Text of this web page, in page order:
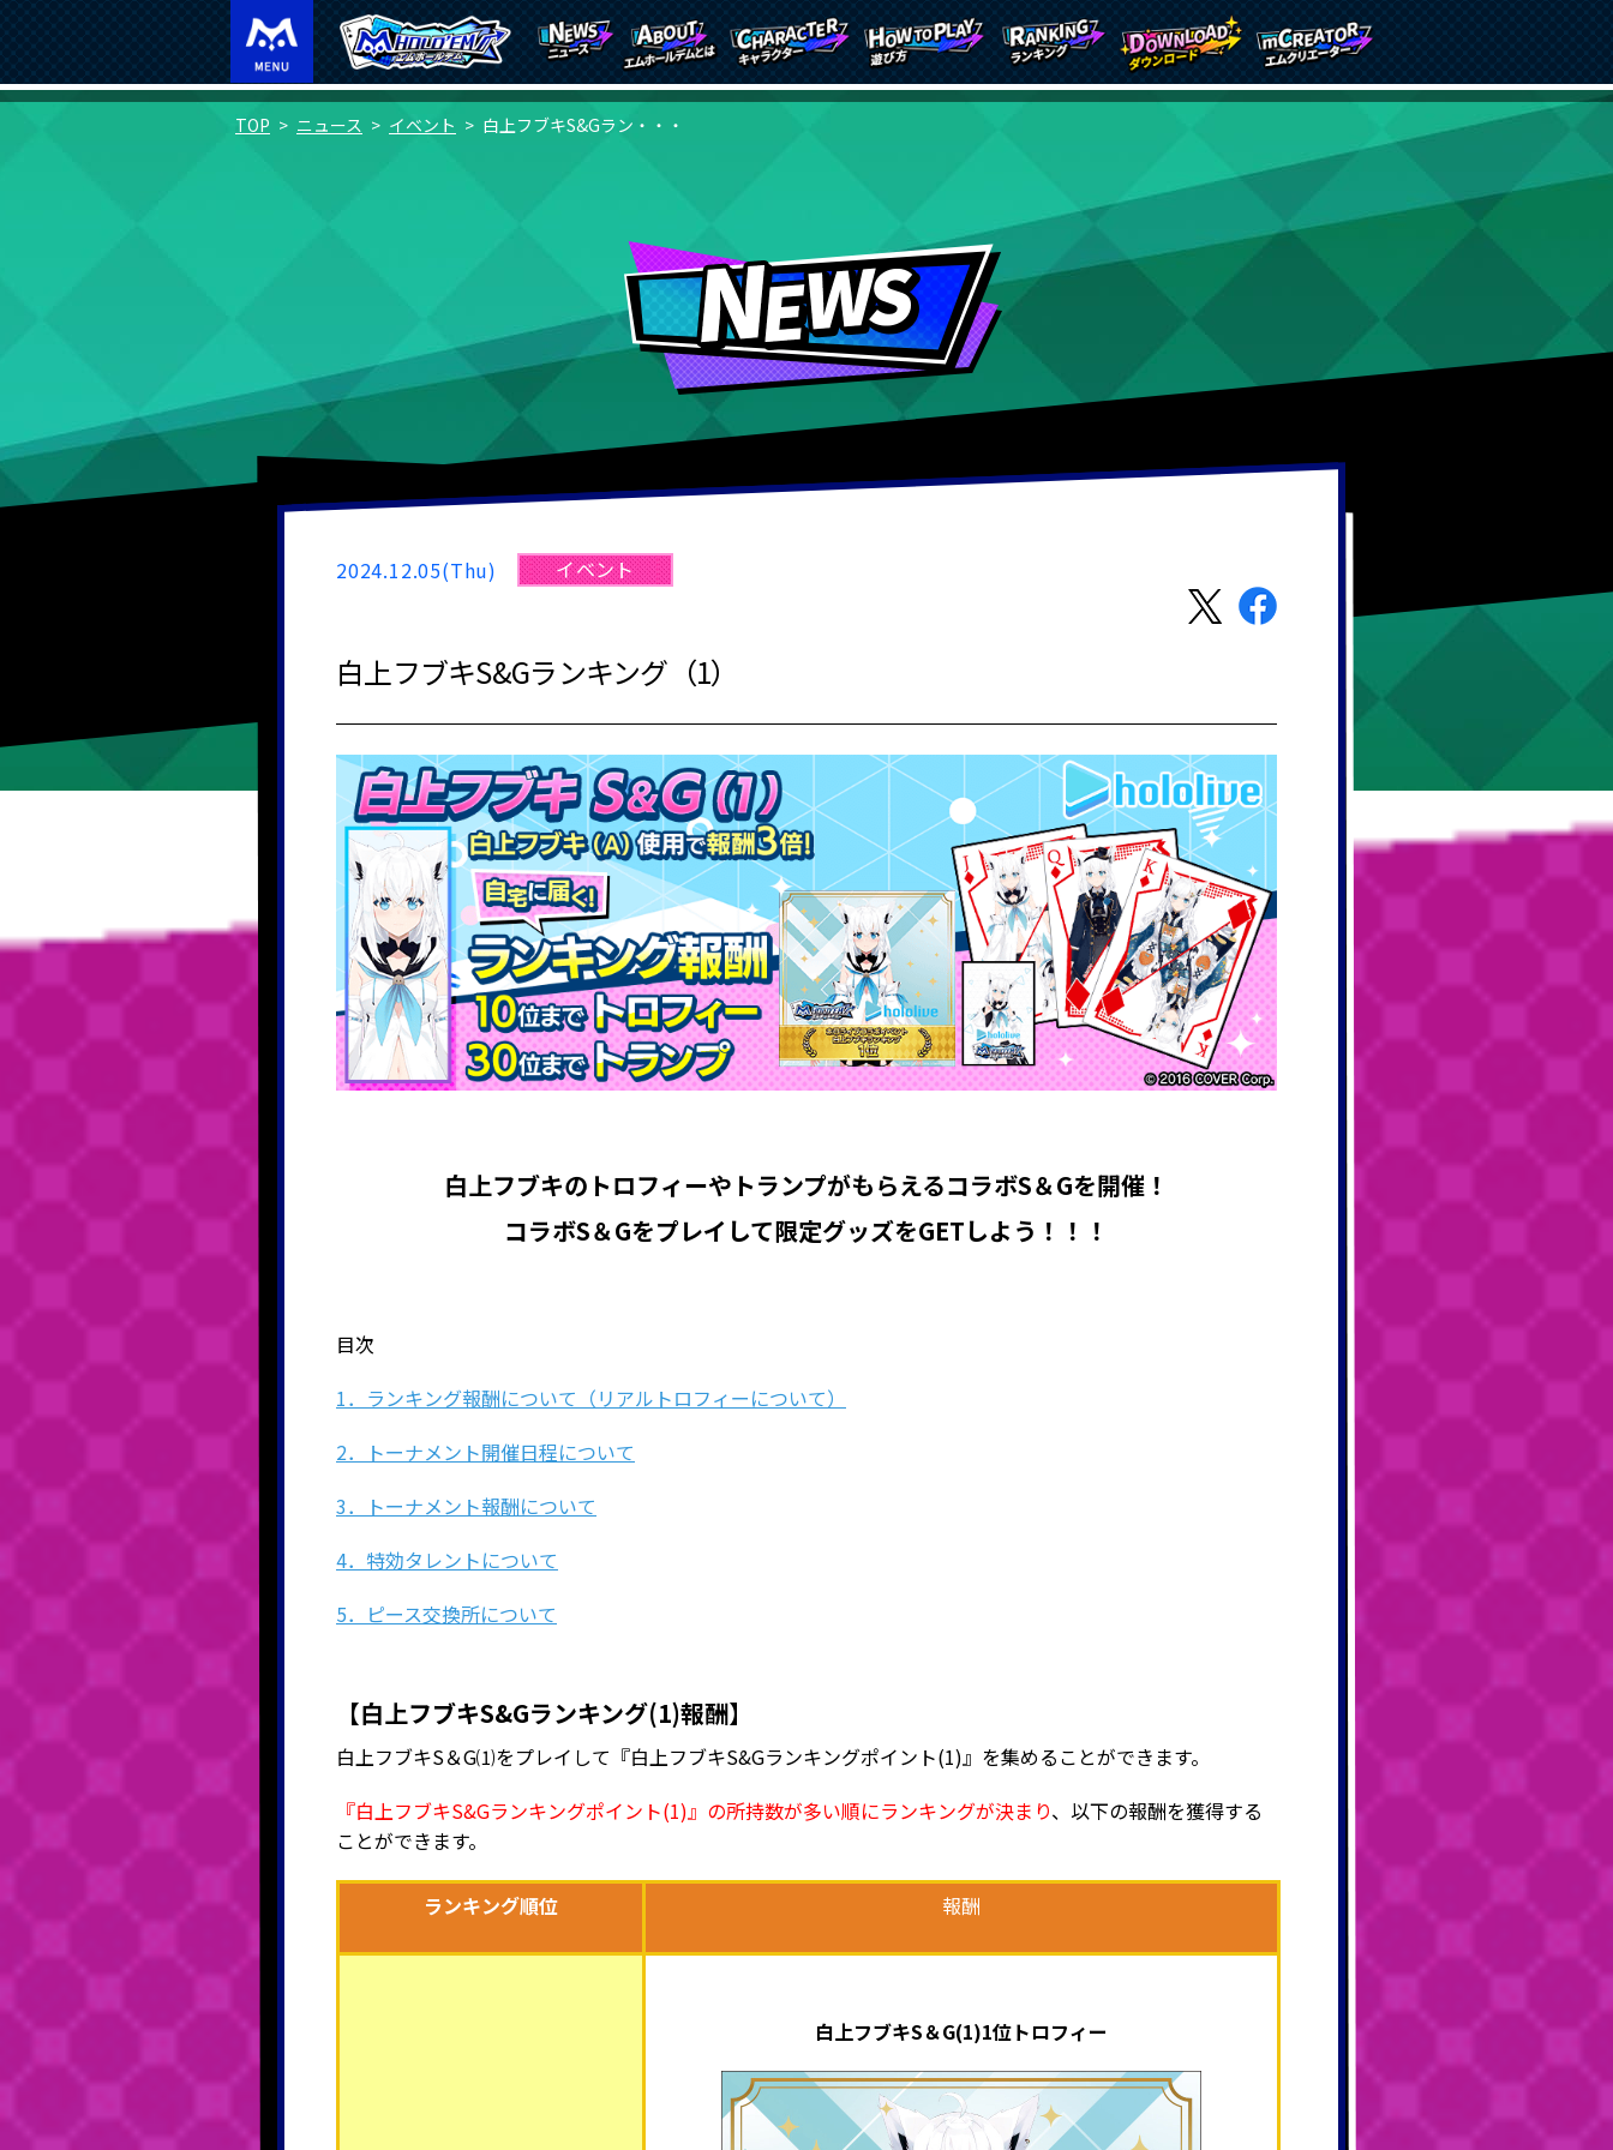
TOP ニュース イベント 白上フブキS&Gラン・・・
2024.12.05(Thu) イベント
白上フブキS&Gランキング（1）
白上フブキのトロフィーやトランプがもらえるコラボS＆Gを開催 ！
コラボS＆Gをプレイして限定グッズをGETしよう！！！
目次
1．ランキング報酬について（リアルトロフィーについて）
2．トーナメント開催日程について
3．トーナメント報酬について
4．特効タレントについて
5．ピース交換所について
【白上フブキS&Gランキング(1)報酬】
白上フブキS＆G⑴をプレイして『白上フブキS&Gランキングポイント(1)』を集めることができます。
『白上フブキS&Gランキングポイント(1)』の所持数が多い順にランキングが決まり、以下の報酬を獲得する
ことができます。
ランキング順位 報酬
白上フブキS＆G(1)1位トロフィー